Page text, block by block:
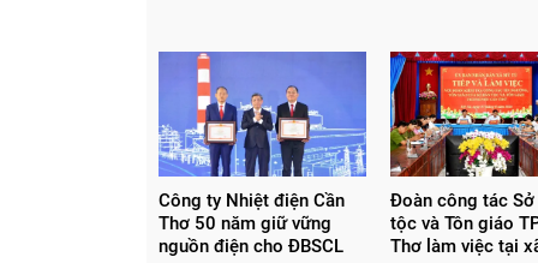
Chia sẻ
Facebook
Công ty Nhiệt điện Cần
Thơ 50 năm giữ vững
nguồn điện cho ĐBSCL
Đoàn công tác Sở
tộc và Tôn giáo
Thơ làm việc tại